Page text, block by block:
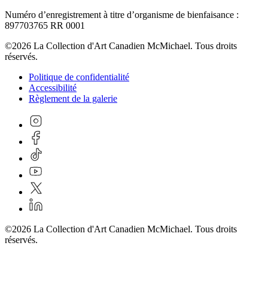
Numéro d’enregistrement à titre d’organisme de bienfaisance :
897703765 RR 0001
©2026 La Collection d'Art Canadien McMichael. Tous droits
réservés.
Politique de confidentialité
Accessibilité
Règlement de la galerie
©2026 La Collection d'Art Canadien McMichael. Tous droits
réservés.